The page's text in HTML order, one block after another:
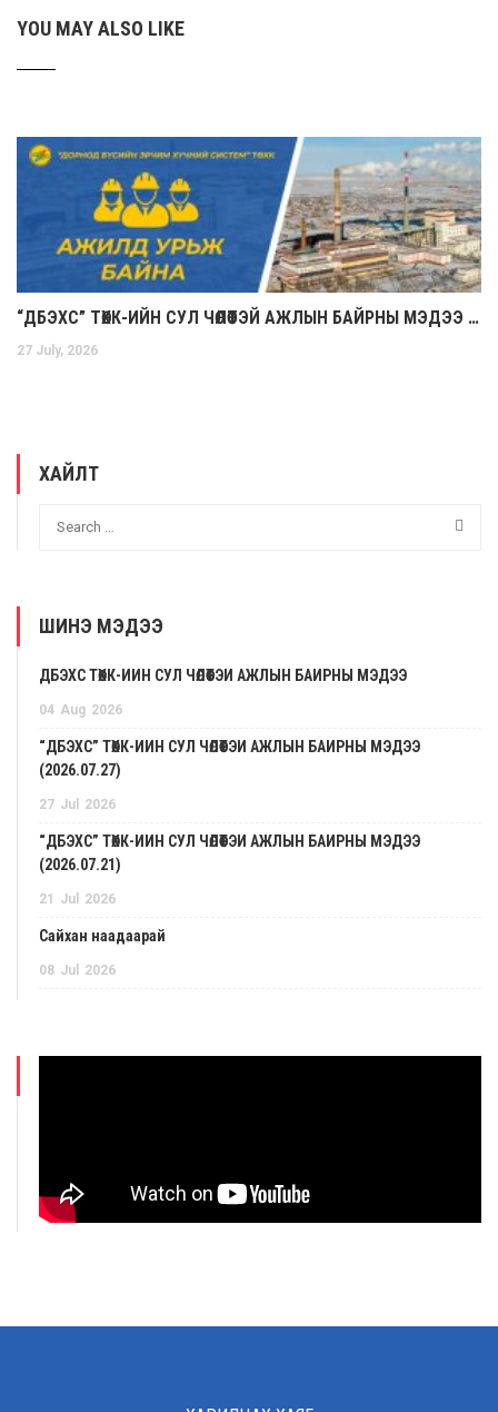
YOU MAY ALSO LIKE
“ДБЭХС” ТӨХК-ИЙН СУЛ ЧӨЛӨӨТЭЙ АЖЛЫН БАЙРНЫ МЭДЭЭ (2026.07.27)
27 July, 2026
ХАЙЛТ
ШИНЭ МЭДЭЭ
ДБЭХС ТӨХК-ИЙН СУЛ ЧӨЛӨӨТЭЙ АЖЛЫН БАЙРНЫ МЭДЭЭ
04 Aug 2026
“ДБЭХС” ТӨХК-ИЙН СУЛ ЧӨЛӨӨТЭЙ АЖЛЫН БАЙРНЫ МЭДЭЭ
(2026.07.27)
27 Jul 2026
“ДБЭХС” ТӨХК-ИЙН СУЛ ЧӨЛӨӨТЭЙ АЖЛЫН БАЙРНЫ МЭДЭЭ
(2026.07.21)
21 Jul 2026
Сайхан наадаарай
08 Jul 2026